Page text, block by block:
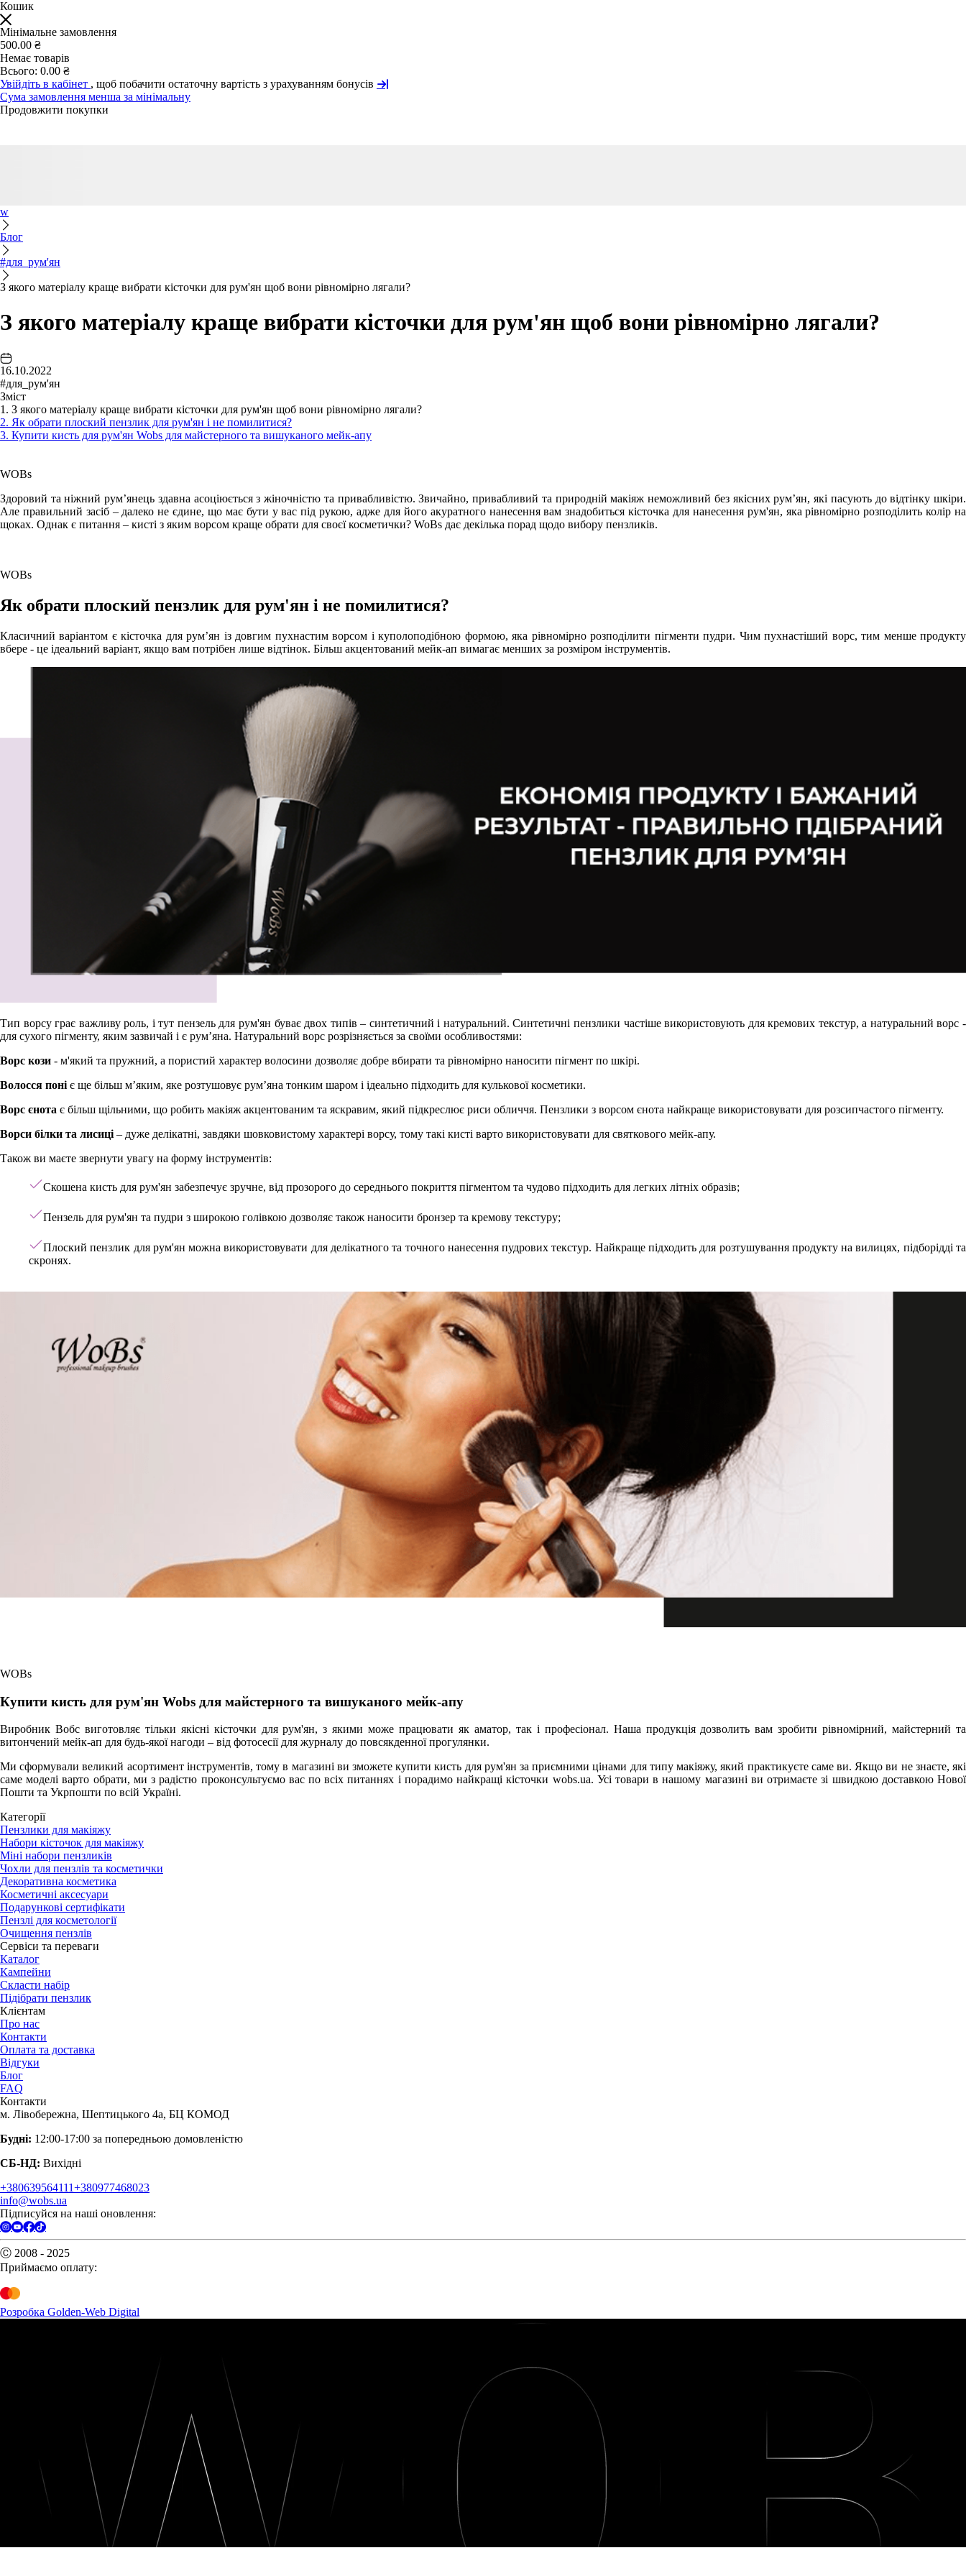
Кошик
Мінімальне замовлення
500.00 ₴
Немає товарів
Всього: 0.00 ₴
Увійдіть в кабінет , щоб побачити остаточну вартість з урахуванням бонусів
Сума замовлення менша за мінімальну
Продовжити покупки
w
Блог
#для_рум'ян
З якого матеріалу краще вибрати кісточки для рум'ян щоб вони рівномірно лягали?
З якого матеріалу краще вибрати кісточки для рум'ян щоб вони рівномірно лягали?
16.10.2022
#для_рум'ян
Зміст
1. З якого матеріалу краще вибрати кісточки для рум'ян щоб вони рівномірно лягали?
2. Як обрати плоский пензлик для рум'ян і не помилитися?
3. Купити кисть для рум'ян Wobs для майстерного та вишуканого мейк-апу
WOBs
Здоровий та ніжний рум’янець здавна асоціюється з жіночністю та привабливістю. Звичайно, привабливий та природній макіяж неможливий без якісних рум’ян, які пасують до відтінку шкіри.
Але правильний засіб – далеко не єдине, що має бути у вас під рукою, адже для його акуратного нанесення вам знадобиться кісточка для нанесення рум'ян, яка рівномірно розподілить колір на
щоках. Однак є питання – кисті з яким ворсом краще обрати для своєї косметички? WoBs дає декілька порад щодо вибору пензликів.
WOBs
Як обрати плоский пензлик для рум'ян і не помилитися?
Класичний варіантом є кісточка для рум’ян із довгим пухнастим ворсом і куполоподібною формою, яка рівномірно розподілити пігменти пудри. Чим пухнастіший ворс, тим менше продукту
вбере - це ідеальний варіант, якщо вам потрібен лише відтінок. Більш акцентований мейк-ап вимагає менших за розміром інструментів.
Тип ворсу грає важливу роль, і тут пензель для рум'ян буває двох типів – синтетичний і натуральний. Синтетичні пензлики частіше використовують для кремових текстур, а натуральний ворс -
для сухого пігменту, яким зазвичай і є рум’яна. Натуральний ворс розрізняється за своїми особливостями:
Ворс кози - м'який та пружний, а пористий характер волосини дозволяє добре вбирати та рівномірно наносити пігмент по шкірі.
Волосся поні є ще більш м’яким, яке розтушовує рум’яна тонким шаром і ідеально підходить для кулькової косметики.
Ворс єнота є більш щільними, що робить макіяж акцентованим та яскравим, який підкреслює риси обличчя. Пензлики з ворсом єнота найкраще використовувати для розсипчастого пігменту.
Ворси білки та лисиці – дуже делікатні, завдяки шовковистому характері ворсу, тому такі кисті варто використовувати для святкового мейк-апу.
Також ви маєте звернути увагу на форму інструментів:
Скошена кисть для рум'ян забезпечує зручне, від прозорого до середнього покриття пігментом та чудово підходить для легких літніх образів;
Пензель для рум'ян та пудри з широкою голівкою дозволяє також наносити бронзер та кремову текстуру;
Плоский пензлик для рум'ян можна використовувати для делікатного та точного нанесення пудрових текстур. Найкраще підходить для розтушування продукту на вилицях, підборідді та
скронях.
WOBs
Купити кисть для рум'ян Wobs для майстерного та вишуканого мейк-апу
Виробник Вобс виготовляє тільки якісні кісточки для рум'ян, з якими може працювати як аматор, так і професіонал. Наша продукція дозволить вам зробити рівномірний, майстерний та
витончений мейк-ап для будь-якої нагоди – від фотосесії для журналу до повсякденної прогулянки.
Ми сформували великий асортимент інструментів, тому в магазині ви зможете купити кисть для рум'ян за приємними цінами для типу макіяжу, який практикуєте саме ви. Якщо ви не знаєте, які
саме моделі варто обрати, ми з радістю проконсультуємо вас по всіх питаннях і порадимо найкращі кісточки wobs.ua. Усі товари в нашому магазині ви отримаєте зі швидкою доставкою Нової
Пошти та Укрпошти по всій Україні.
Категорії
Пензлики для макіяжу
Набори кісточок для макіяжу
Міні набори пензликів
Чохли для пензлів та косметички
Декоративна косметика
Косметичні аксесуари
Подарункові сертифікати
Пензлі для косметології
Очищення пензлів
Сервіси та переваги
Каталог
Кампейни
Скласти набір
Підібрати пензлик
Клієнтам
Про нас
Контакти
Оплата та доставка
Відгуки
Блог
FAQ
Контакти
м. Лівобережна, Шептицького 4а, БЦ КОМОД
Будні: 12:00-17:00 за попередньою домовленістю
СБ-НД: Вихідні
+380639564111+380977468023
info@wobs.ua
Підписуйся на наші оновлення:
Ⓒ 2008 - 2025
Приймаємо оплату:
Розробка Golden-Web Digital